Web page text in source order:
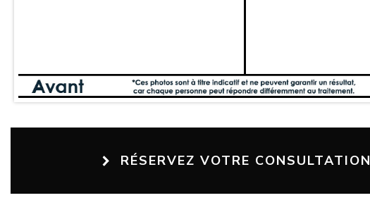
RÉSERVEZ VOTRE CONSULTATION